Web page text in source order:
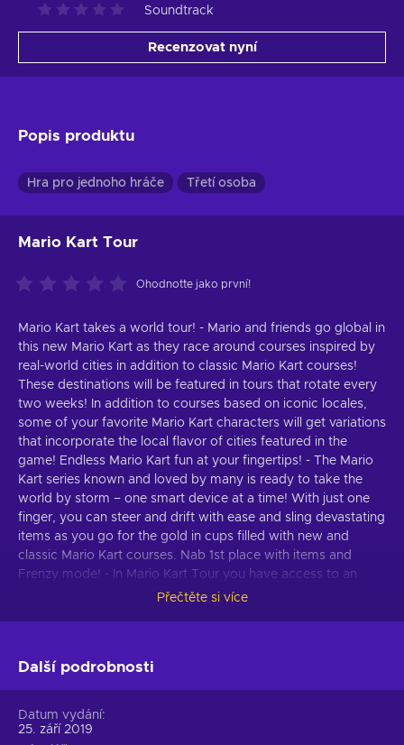
Soundtrack
Recenzovat nyní
Popis produktu
Hra pro jednoho hráče Třetí osoba
Mario Kart Tour
Ohodnoťte jako první!
Mario Kart takes a world tour! - Mario and friends go global in
this new Mario Kart as they race around courses inspired by
real-world cities in addition to classic Mario Kart courses!
These destinations will be featured in tours that rotate every
two weeks! In addition to courses based on iconic locales,
some of your favorite Mario Kart characters will get variations
that incorporate the local flavor of cities featured in the
game! Endless Mario Kart fun at your fingertips! - The Mario
Kart series known and loved by many is ready to take the
world by storm – one smart device at a time! With just one
finger, you can steer and drift with ease and sling devastating
items as you go for the gold in cups filled with new and
classic Mario Kart courses. Nab 1st place with items and
Frenzy mode! - In Mario Kart Tour you have access to an
arsenal of powerful items that can mix things up on the
as Frenzy mode only lasts a short time! Collect drivers, karts,
badges, and more! - Earn Grand Stars by racing or fire off the
featured pipe to receive more drivers, karts, and gliders! You
can also proudly display badges, earned by completing
Přečtěte si více
Další podrobnosti
Datum vydání
25. září 2019